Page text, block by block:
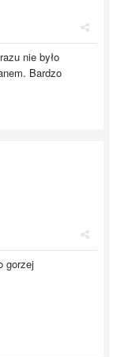
nie było
Bardzo
gorzej